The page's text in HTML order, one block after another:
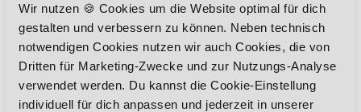
Wir nutzen 🍪 Cookies um die Website optimal für dich
gestalten und verbessern zu können. Neben technisch
notwendigen Cookies nutzen wir auch Cookies, die von
Dritten für Marketing-Zwecke und zur Nutzungs-Analyse
verwendet werden. Du kannst die Cookie-Einstellung
individuell für dich anpassen und jederzeit in unserer
Hier findest du alle Informationen:
Spiroergometrie im
Gesundheitssport